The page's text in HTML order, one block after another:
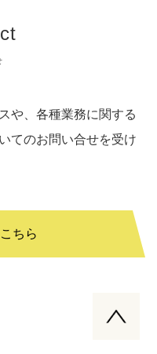
や、各種業務に関する
てのお問い合せを受け
ちら